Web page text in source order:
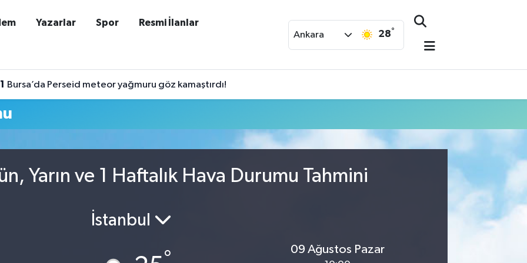
Yazarlar Spor Resmi İlanlar
Ankara 28°
Bursa’da Perseid meteor yağmuru göz kamaştırdı!
Yarın ve 1 Haftalık Hava Durumu Tahmini
İstanbul
°
09 Ağustos Pazar